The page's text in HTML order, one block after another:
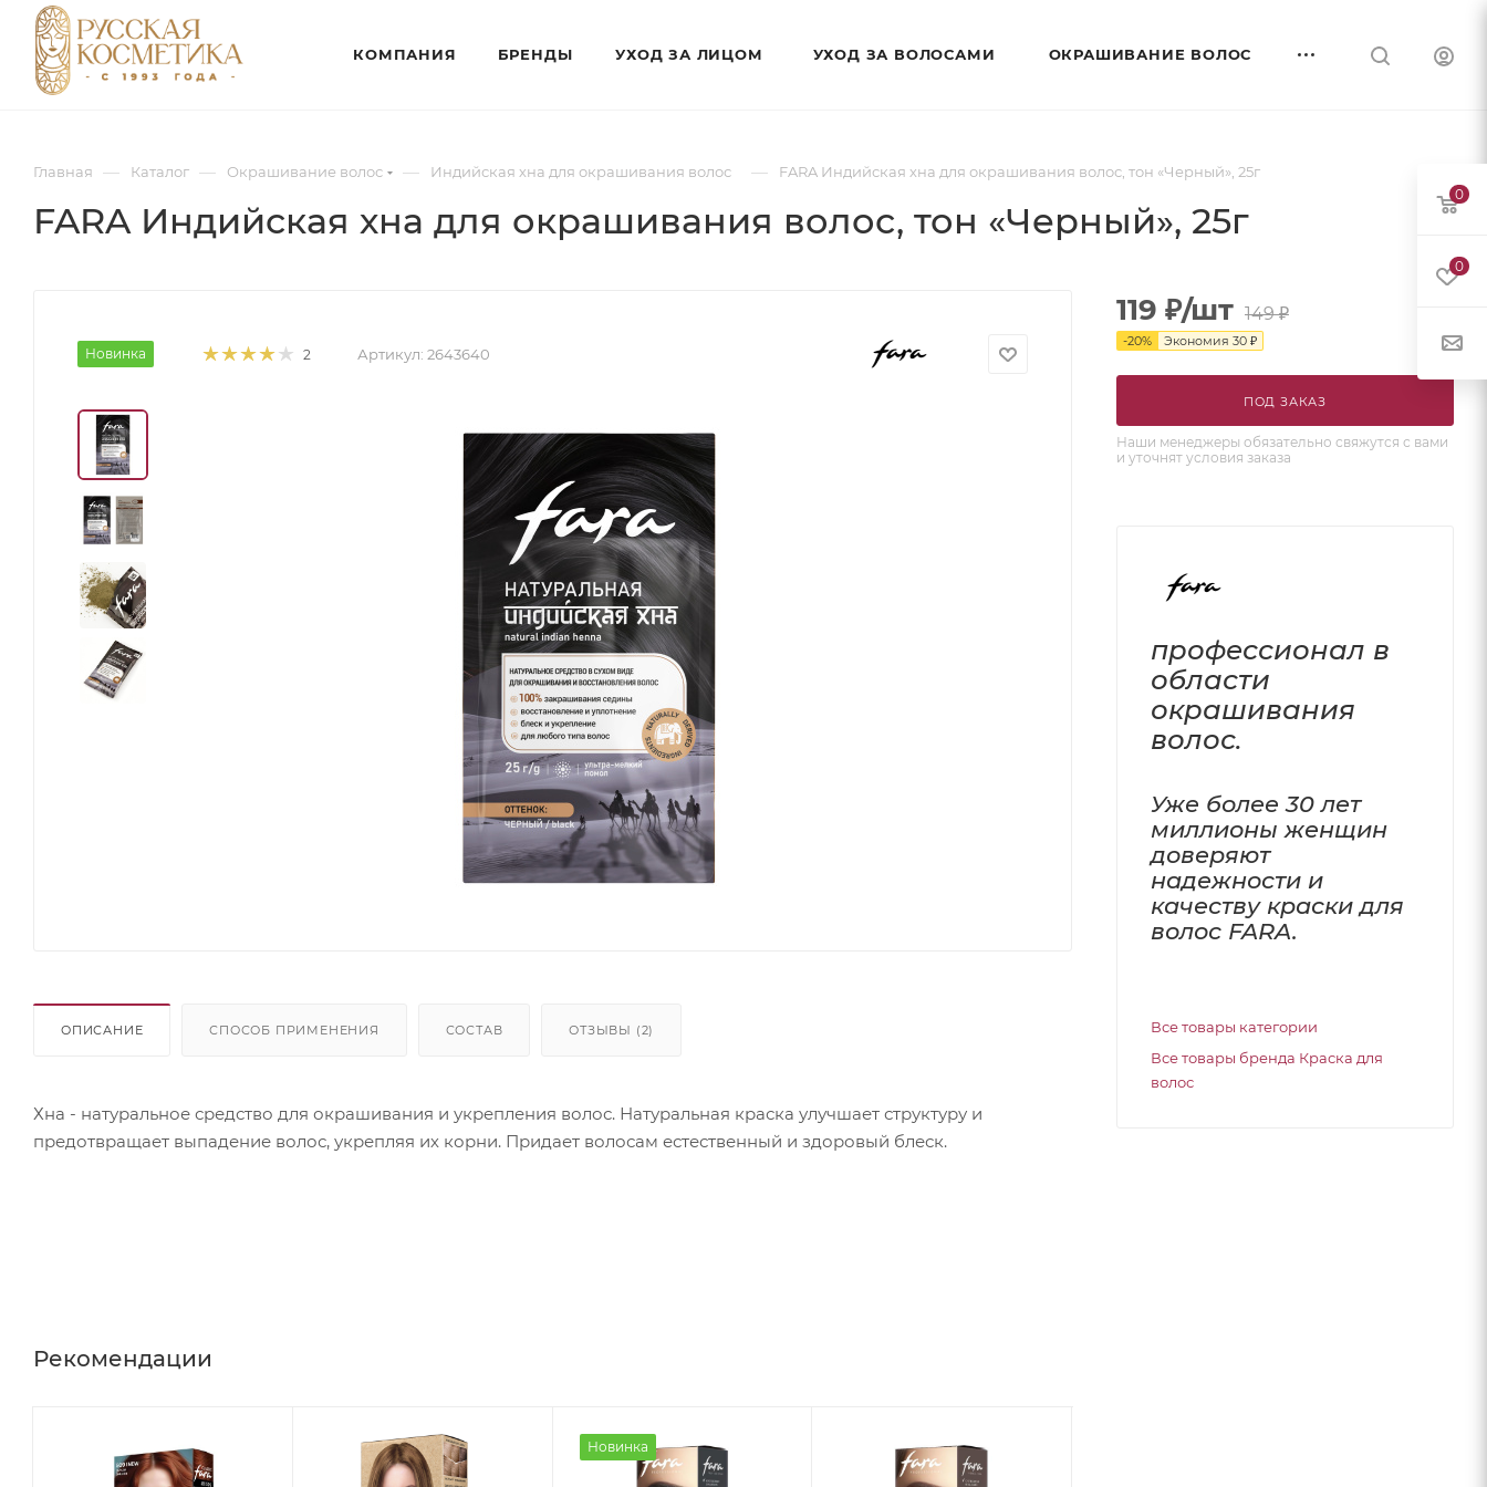
КОМПАНИЯ БРЕНДЫ УХОД ЗА ЛИЦОМ УХОД ЗА ВОЛОСАМИ ОКРАШИВАНИЕ ВОЛОС
Главная — Каталог — Окрашивание волос — Индийская хна для окрашивания волос — FARA Индийская хна для окрашивания волос, тон «Черный», 25г
FARA Индийская хна для окрашивания волос, тон «Черный», 25г
Новинка 2 Артикул: 2643640
ОПИСАНИЕ СПОСОБ ПРИМЕНЕНИЯ СОСТАВ ОТЗЫВЫ (2)
Хна - натуральное средство для окрашивания и укрепления волос. Натуральная краска улучшает структуру и
предотвращает выпадение волос, укрепляя их корни. Придает волосам естественный и здоровый блеск.
Рекомендации
Новинка
119 ₽/шт 149₽
-20% Экономия 30 ₽
ПОД ЗАКАЗ
Наши менеджеры обязательно свяжутся с вами
и уточнят условия заказа
профессионал в
области
окрашивания
волос.
Уже более 30 лет
миллионы женщин
доверяют
надежности и
качеству краски для
волос FARA.
Все товары категории
Все товары бренда Краска для
волос
0
0